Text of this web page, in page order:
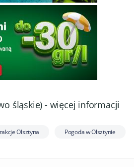
śląskie) - więcej informacji
Olsztyna Pogoda w Olsztynie